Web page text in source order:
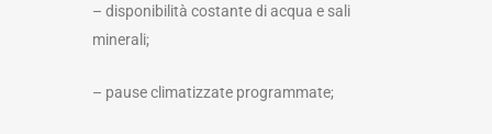
– disponibilità costante di acqua e sali
minerali;
– pause climatizzate programmate;